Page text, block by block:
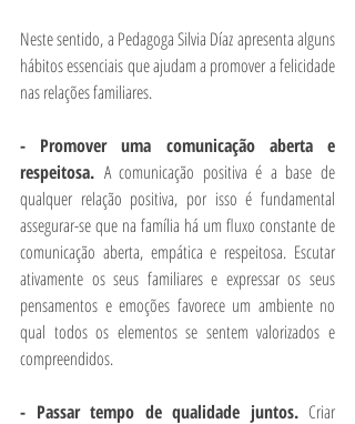
Neste sentido, a Pedagoga Silvia Díaz apresenta alguns
hábitos essenciais que ajudam a promover a felicidade
nas relações familiares.
- Promover uma comunicação aberta e
respeitosa. A comunicação positiva é a base de
qualquer relação positiva, por isso é fundamental
assegurar-se que na família há um fluxo constante de
comunicação aberta, empática e respeitosa. Escutar
ativamente os seus familiares e expressar os seus
pensamentos e emoções favorece um ambiente no
qual todos os elementos se sentem valorizados e
compreendidos.
- Passar tempo de qualidade juntos. Criar